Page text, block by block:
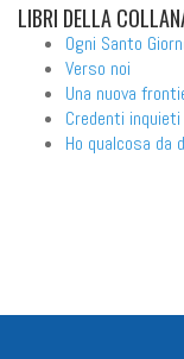
LIBRI DELLA
Ogni Santo
Verso noi
Una nuova
Credenti inquieti
Ho qualcosa da